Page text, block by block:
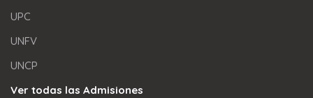
UPC
UNFV
UNCP
Ver todas las Admisiones